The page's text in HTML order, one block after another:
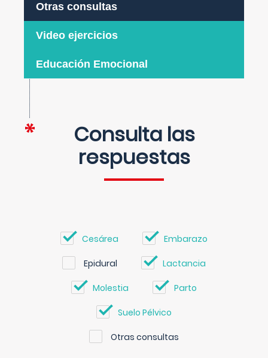
Otras consultas
Video ejercicios
Educación Emocional
Consulta las
respuestas
Cesárea Embarazo
Epidural Lactancia
Molestia Parto
Suelo Pélvico
Otras consultas